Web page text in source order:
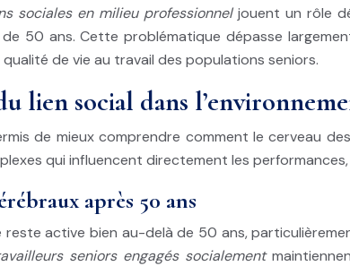
sociales en milieu professionneljouent un rôle
50 ans. Cette problématique dépasse
de vie au travail des populations seniors.
lien social dans
de mieux comprendre comment le cerveau
qui influencent directement les
après 50 ans
active bien au-delà de 50 ans,
seniors engagés socialement